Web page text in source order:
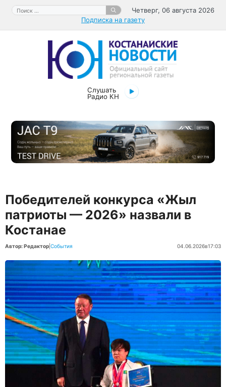
Перейти
содержимому
Поиск:
Четверг, 06 августа 2026
Подписка на газету
Слушать
Радио КН
Победителей конкурса «Жыл
патриоты — 2026» назвали в
Костанае
Автор: Редактор События 04.06.2026в17:03